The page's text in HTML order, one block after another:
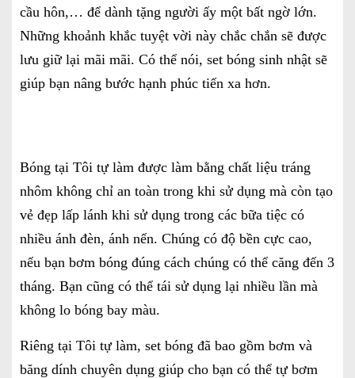
cầu hôn,… để dành tặng người ấy một bất ngờ lớn.
Những khoảnh khắc tuyệt vời này chắc chắn sẽ được
lưu giữ lại mãi mãi. Có thể nói, set bóng sinh nhật sẽ
giúp bạn nâng bước hạnh phúc tiến xa hơn.
Bóng tại Tôi tự làm được làm bằng chất liệu tráng
nhôm không chỉ an toàn trong khi sử dụng mà còn tạo
vẻ đẹp lấp lánh khi sử dụng trong các bữa tiệc có
nhiều ánh đèn, ánh nến. Chúng có độ bền cực cao,
nếu bạn bơm bóng đúng cách chúng có thể căng đến 3
tháng. Bạn cũng có thể tái sử dụng lại nhiều lần mà
không lo bóng bay màu.
Riêng tại Tôi tự làm, set bóng đã bao gồm bơm và
băng dính chuyên dụng giúp cho bạn có thể tự bơm